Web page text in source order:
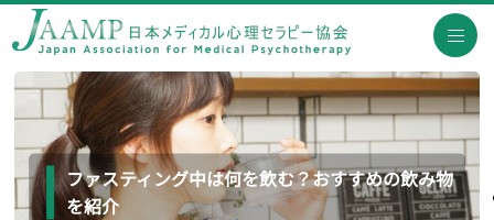
ファスティング中は何を飲む？おすすめの飲み物
を紹介